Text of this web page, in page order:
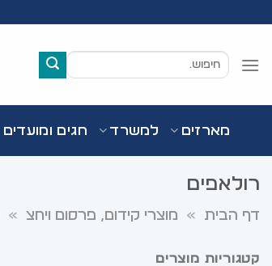
content
חיפוש
עבור:
מארזים למשרד חגים ומועדים
רולאפים
דף הבית » מוצרי קידום, פרסום ויחצ »
קטגוריות מוצרים